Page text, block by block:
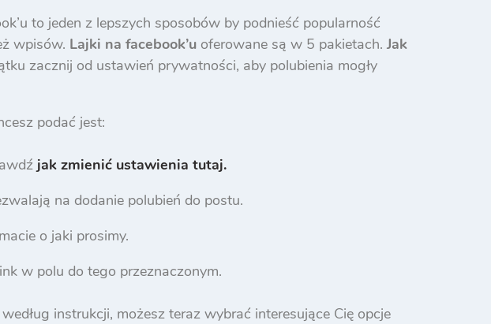
to jeden z lepszych sposobów by podnieść popularność
wpisów. Lajki na facebook’u oferowane są w 5 pakietach. Jak
zacznij od ustawień prywatności, aby polubienia mogły
podać jest:
jak zmienić ustawienia tutaj.
na dodanie polubień do postu.
o jaki prosimy.
w polu do tego przeznaczonym.
instrukcji, możesz teraz wybrać interesujące Cię opcje